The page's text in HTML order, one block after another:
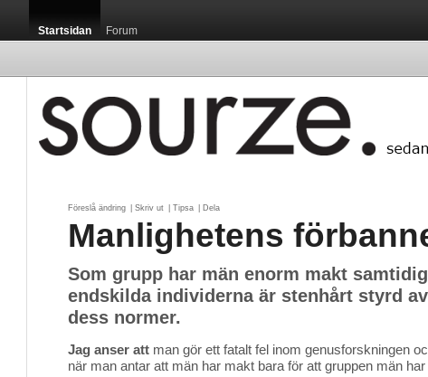
Startsidan Forum
Föreslå ändring Skriv ut Tipsa Dela
Manlighetens
Som grupp har män enorm makt
endskilda individerna är stenhårt styrd
dess normer.
Jag anser att man gör ett fatalt fel inom genusforskningen
när man antar att män har makt bara för att gruppen män